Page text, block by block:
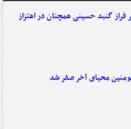
فراز گنبد حسینی همچنان در اهتزاز
محیای آخر صفر شد